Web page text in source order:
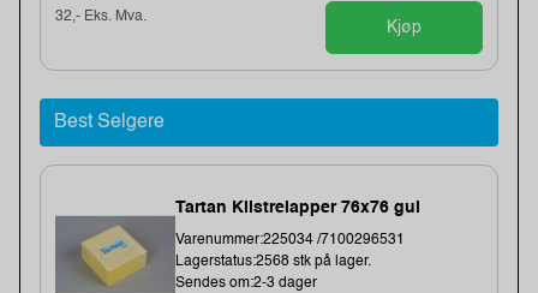
32,- Eks. Mva.
Kjøp
Best Selgere
Tartan Klistrelapper 76x76 gul
Varenummer:225034 /7100296531
Lagerstatus:2568 stk på lager.
Sendes om:2-3 dager